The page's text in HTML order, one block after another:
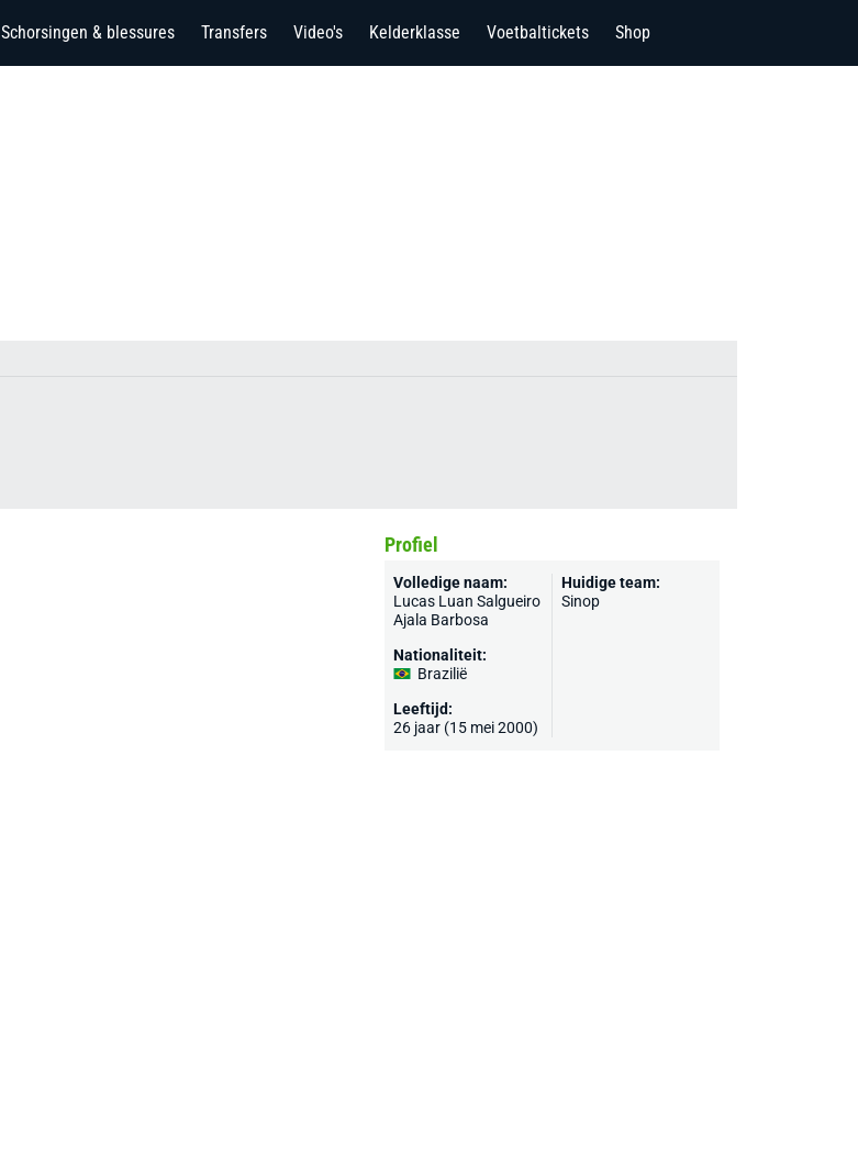
Schorsingen & blessures Transfers Video's Kelderklasse Voetbaltickets Shop
Profiel
Volledige naam:
Lucas Luan Salgueiro
Ajala Barbosa
Nationaliteit:
Brazilië
Leeftijd:
26 jaar (15 mei 2000)
Huidige team:
Sinop